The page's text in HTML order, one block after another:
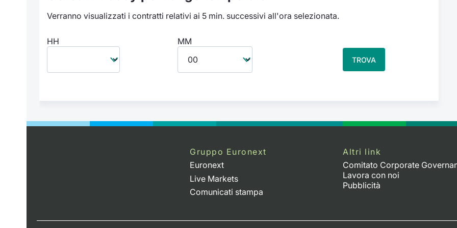
Verranno visualizzati i contratti relativi ai 5 min. successivi all'ora selezionata.
HH MM
TROVA
Gruppo Euronext
Euronext
Live Markets
Comunicati stampa
Altri link
Comitato Corporate
Lavora con noi
Pubblicità